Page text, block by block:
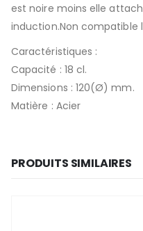
est noire moins elle
induction.Non compatible
Caractéristiques :
Capacité : 18 cl.
Dimensions : 120(Ø) mm.
Matière : Acier
PRODUITS SIMILAIRES